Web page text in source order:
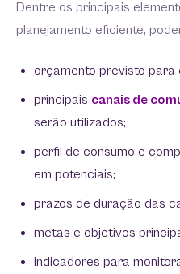
Dentre os principais
planejamento eficiente,
orçamento previsto para
principais canais de
serão utilizados;
perfil de consumo e
em potenciais;
prazos de duração das
metas e objetivos
indicadores para